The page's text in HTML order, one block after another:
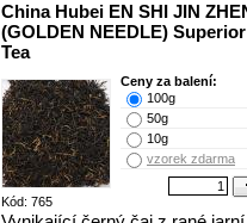
China Hubei EN SHI JIN
(GOLDEN NEEDLE)
Tea
Kód: 765
Ceny za balení:
100g
50g
10g
vzorek zdarma